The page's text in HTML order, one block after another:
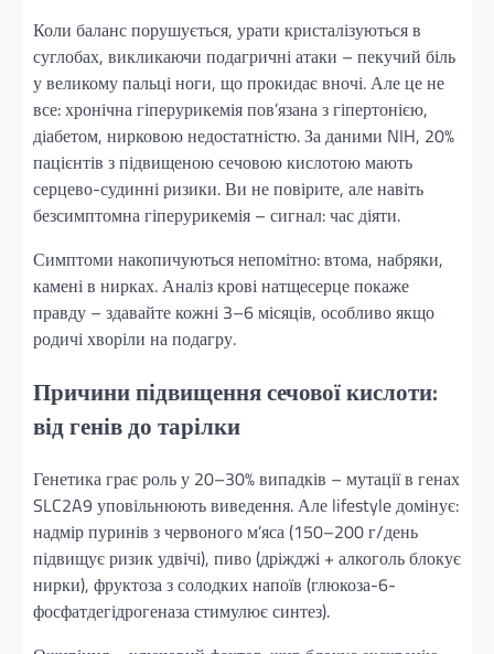
Коли баланс порушується, урати кристалізуються в
суглобах, викликаючи подагричні атаки – пекучий біль
у великому пальці ноги, що прокидає вночі. Але це не
все: хронічна гіперурикемія пов’язана з гіпертонією,
діабетом, нирковою недостатністю. За даними NIH, 20%
пацієнтів з підвищеною сечовою кислотою мають
серцево-судинні ризики. Ви не повірите, але навіть
безсимптомна гіперурикемія – сигнал: час діяти.
Симптоми накопичуються непомітно: втома, набряки,
камені в нирках. Аналіз крові натщесерце покаже
правду – здавайте кожні 3–6 місяців, особливо якщо
родичі хворіли на подагру.
Причини підвищення сечової кислоти:
від генів до тарілки
Генетика грає роль у 20–30% випадків – мутації в генах
SLC2A9 уповільнюють виведення. Але lifestyle домінує:
надмір пуринів з червоного м’яса (150–200 г/день
підвищує ризик удвічі), пиво (дріжджі + алкоголь блокує
нирки), фруктоза з солодких напоїв (глюкоза-6-
фосфатдегідрогеназа стимулює синтез).